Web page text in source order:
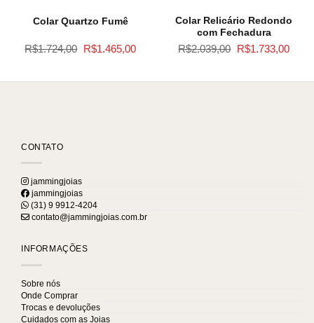
Colar Quartzo Fumê
R$1.724,00
O
preço
R$1.724,00.
R$1.465,00O
R$1.465,00.
Colar Relicário Redondo
com Fechadura
R$2.039,00
O
preço
R$2.039,00.
R$1.733,00O
CONTATO
jammingjoias
jammingjoias
(31) 9 9912-4204
contato@jammingjoias.com.br
INFORMAÇÕES
Sobre nós
Onde Comprar
Trocas e devoluções
Cuidados com as Joias